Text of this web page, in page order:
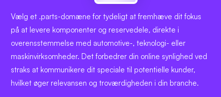
Vælg et .parts-domæne for tydeligt at fremhæve dit fokus
på at levere komponenter og reservedele, direkte i
overensstemmelse med automotive-, teknologi- eller
maskinvirksomheder. Det forbedrer din online synlighed ved
straks at kommunikere dit speciale til potentielle kunder,
hvilket øger relevansen og troværdigheden i din branche.